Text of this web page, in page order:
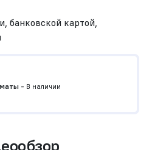
банковской картой,
- В наличии